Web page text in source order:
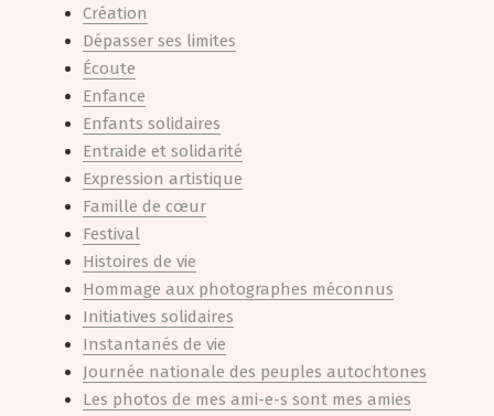
Création
Dépasser ses limites
Écoute
Enfance
Enfants solidaires
Entraide et solidarité
Expression artistique
Famille de cœur
Festival
Histoires de vie
Hommage aux photographes méconnus
Initiatives solidaires
Instantanés de vie
Journée nationale des peuples autochtones
Les photos de mes ami-e-s sont mes amies